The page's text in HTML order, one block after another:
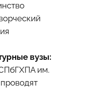
вузы:
им.